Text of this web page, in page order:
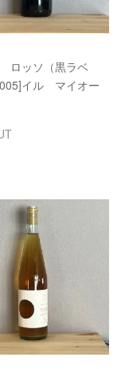
ロッソ（黒ラベ
イル マイオー